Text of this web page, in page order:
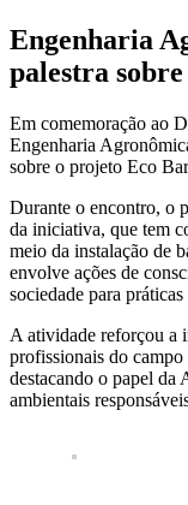
Engenharia
palestra
Em comemoração ao
Engenharia
sobre o projeto Eco
Durante o encontro, o
da iniciativa, que tem
meio da instalação de
envolve ações de
sociedade para
A atividade reforçou a
profissionais do campo
destacando o papel da
ambientais